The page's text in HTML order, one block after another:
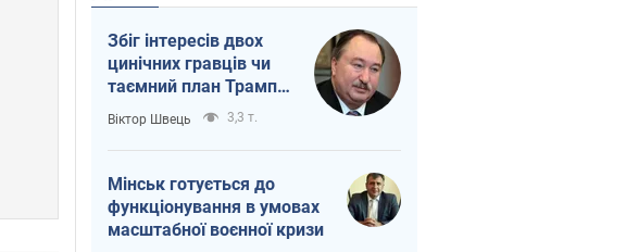
Збіг інтересів двох
цинічних гравців чи
таємний план Трампа
і Путіна?
Віктор Швець 3,3 т.
Мінськ готується до
функціонування в умовах
масштабної воєнної кризи